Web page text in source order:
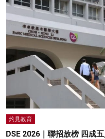
灼見教育
DSE 2026｜聯招放榜 四成